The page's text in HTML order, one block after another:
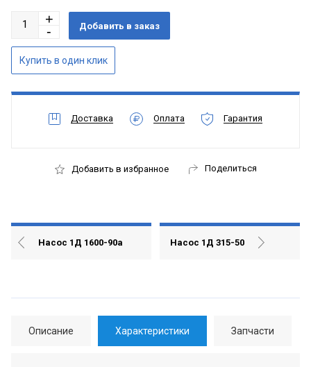
Доставка Оплата Гарантия
Добавить в избранное Поделиться
Насос 1Д 1600-90а Насос 1Д 315-50
Описание Характеристики Запчасти